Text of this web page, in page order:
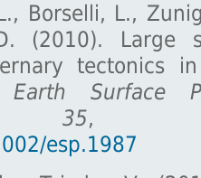
Borselli, L.,
(2010). Large
tectonics
Earth Surface
35,
esp.1987